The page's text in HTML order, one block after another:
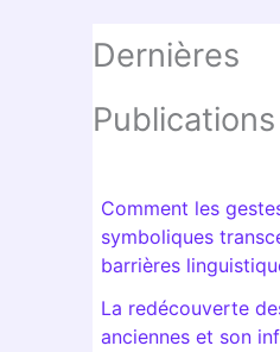
Dernières
Publications
Comment les
symboliques
barrières
La redécouverte
anciennes et son